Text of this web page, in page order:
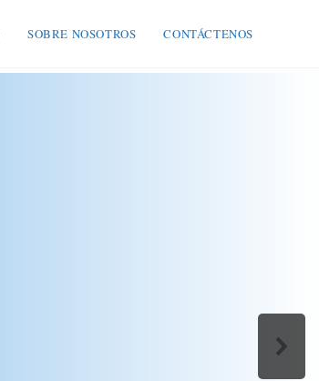
SOBRE NOSOTROS CONTÁCTENOS